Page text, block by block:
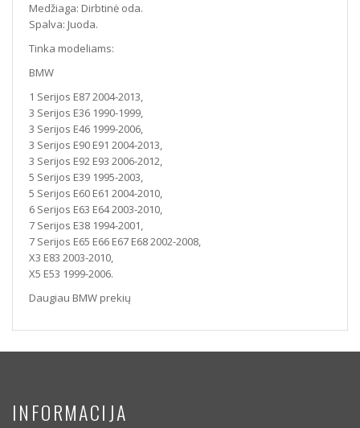
Medžiaga: Dirbtinė oda.
Spalva: Juoda.
Tinka modeliams:
BMW
1 Serijos E87 2004-2013,
3 Serijos E36 1990-1999,
3 Serijos E46 1999-2006,
3 Serijos E90 E91 2004-2013,
3 Serijos E92 E93 2006-2012,
5 Serijos E39 1995-2003,
5 Serijos E60 E61 2004-2010,
6 Serijos E63 E64 2003-2010,
7 Serijos E38 1994-2001,
7 Serijos E65 E66 E67 E68 2002-2008,
X3 E83 2003-2010,
X5 E53 1999-2006.
Daugiau BMW prekių
INFORMACIJA